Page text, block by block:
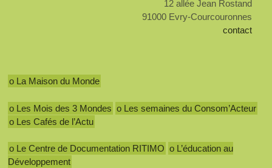
12 allée Jean Rostand
91000 Evry-Courcouronnes
contact
o La Maison du Monde
o Les Mois des 3 Mondes o Les semaines du Consom’Acteur
o Les Cafés de l’Actu
o Le Centre de Documentation RITIMO o L’éducation au
Développement